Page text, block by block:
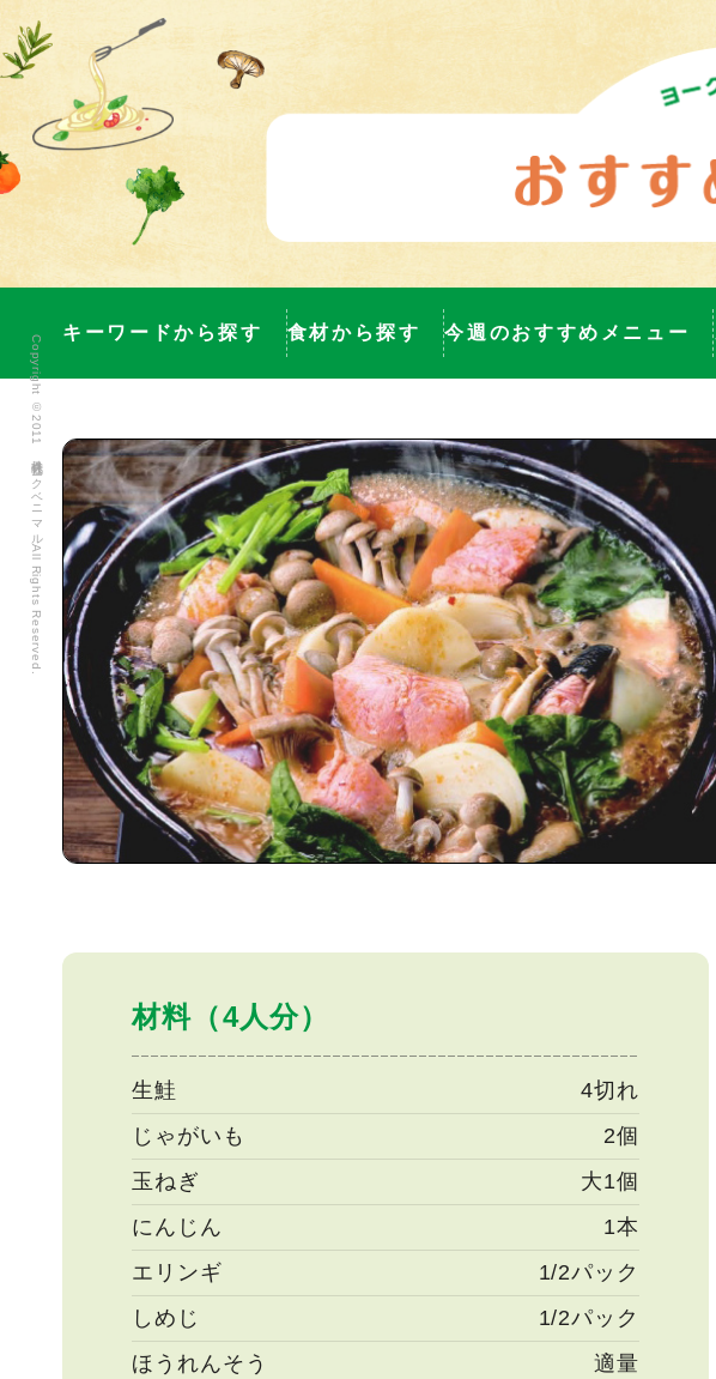
キーワードから探す 食材から探す 今週のおすすめメニュー
材料（4人分）
生鮭
4切れ
じゃがいも
2個
玉ねぎ
大1個
にんじん
1本
エリンギ
1/2パック
しめじ
1/2パック
ほうれんそう
適量
Copyright ©2011 株式会社ヨークベニマル All Rights Reserved.